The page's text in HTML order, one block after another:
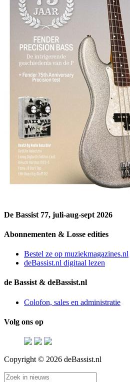
De Bassist 77, juli-aug-sept 2026
Abonnementen & Losse edities
Bestel ze op muziekmagazines.nl
deBassist.nl digitaal lezen
de Bassist & deBassist.nl
Colofon, sales en administratie
Volg ons op
Copyright © 2026 deBassist.nl